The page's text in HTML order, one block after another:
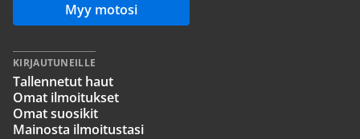
Myy motosi
KIRJAUTUNEILLE
Tallennetut haut
Omat ilmoitukset
Omat suosikit
Mainosta ilmoitustasi